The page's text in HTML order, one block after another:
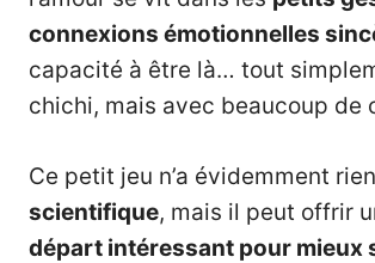
connexions émotionnelles
capacité à être là… tout
chichi, mais avec beaucoup de
Ce petit jeu n’a évidemment
scientifique, mais il peut offrir
départ intéressant pour mieux